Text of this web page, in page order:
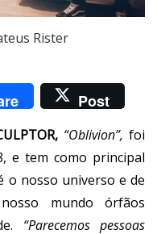
Rister
Post
“Oblivion”, foi
e tem como principal
o nosso universo e de
mundo órfãos
“Parecemos pessoas